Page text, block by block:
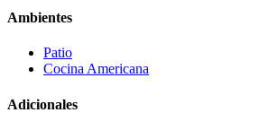
Ambientes
Patio
Cocina Americana
Adicionales